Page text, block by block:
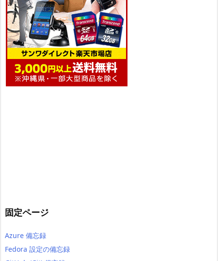
固定ページ
Azure 備忘録
Fedora 設定の備忘録